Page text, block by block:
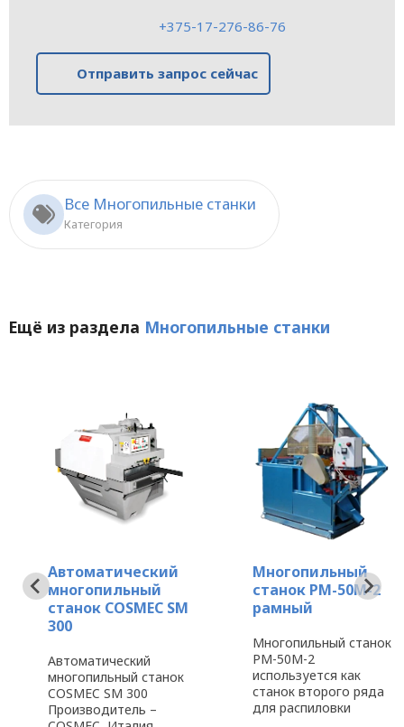
+375-17-276-86-76
Отправить запрос сейчас
Все Многопильные станки
Категория
Ещё из раздела Многопильные станки
Автоматический
многопильный
станок COSMEC SM
300
Автоматический
многопильный станок
COSMEC SM 300
Производитель –
Многопильный
станок РМ-50М-2
рамный
Многопильный станок
РМ-50М-2
используется как
станок второго ряда
для распиловки